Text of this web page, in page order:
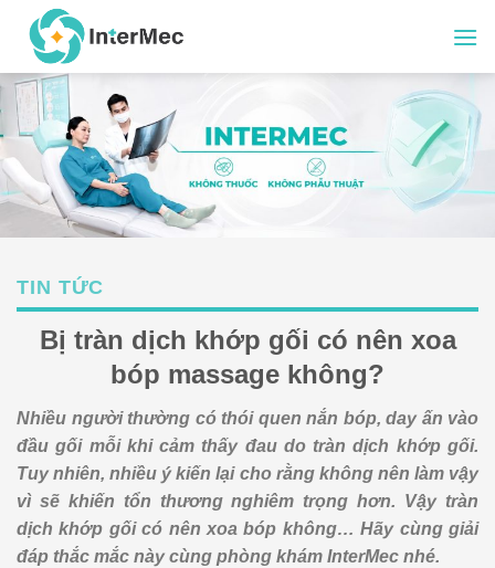
content
TIN TỨC
Bị tràn dịch khớp gối có nên xoa
bóp massage không?
Nhiều người thường có thói quen nắn bóp, day ấn vào
đầu gối mỗi khi cảm thấy đau do tràn dịch khớp gối.
Tuy nhiên, nhiều ý kiến lại cho rằng không nên làm vậy
vì sẽ khiến tổn thương nghiêm trọng hơn. Vậy tràn
dịch khớp gối có nên xoa bóp không… Hãy cùng giải
đáp thắc mắc này cùng phòng khám InterMec nhé.